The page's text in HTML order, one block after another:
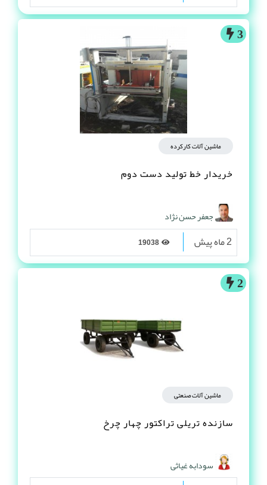
3
ماشین آلات کارکرده
خریدار خط تولید دست دوم
جعفر حسن نژاد
2 ماه پیش
2
ماشین آلات صنعتی
سازنده تریلی تراکتور چهار چرخ
سودابه غیاثی